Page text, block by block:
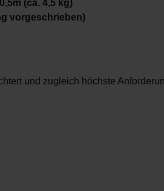
(ca. 4,5 kg)
vorgeschrieben)
und zugleich höchste